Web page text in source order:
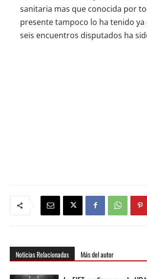
sanitaria mas que conocida por
presente tampoco lo ha tenido
seis encuentros disputados ha
Noticias Relacionadas Más del autor